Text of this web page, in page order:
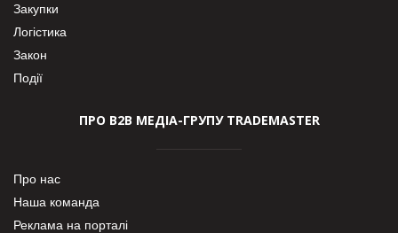
Закупки
Логістика
Закон
Події
ПРО В2В МЕДІА-ГРУПУ TRADEMASTER
Про нас
Наша команда
Реклама на порталі